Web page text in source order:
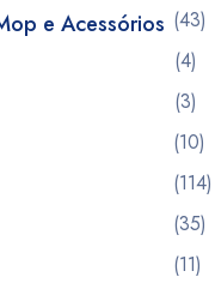
e Acessórios (43)
(4)
(3)
(10)
(114)
(35)
(11)